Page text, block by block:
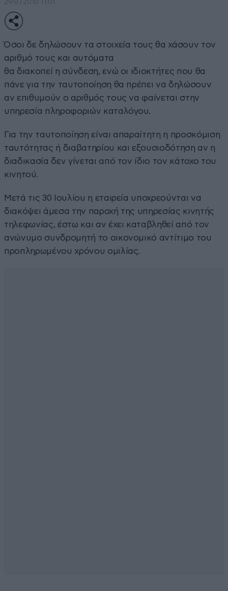
29·07·2010 11:01
Όσοι δε δηλώσουν τα στοιχεία τους θα χάσουν τον
αριθμό τους και αυτόματα
θα διακοπεί η σύνδεση, ενώ οι ιδιοκτήτες που θα
πάνε για την ταυτοποίηση θα πρέπει να δηλώσουν
αν επιθυμούν ο αριθμός τους να φαίνεται στην
υπηρεσία πληροφοριών καταλόγου.
Για την ταυτοποίηση είναι απαραίτητη η προσκόμιση
ταυτότητας ή διαβατηρίου και εξουσιοδότηση αν η
διαδικασία δεν γίνεται από τον ίδιο τον κάτοχο του
κινητού.
Μετά τις 30 Ιουλίου η εταιρεία υποχρεούνται να
διακόψει άμεσα την παροχή της υπηρεσίας κινητής
τηλεφωνίας, έστω και αν έχει καταβληθεί από τον
ανώνυμο συνδρομητή το οικονομικό αντίτιμο του
προπληρωμένου χρόνου ομιλίας.